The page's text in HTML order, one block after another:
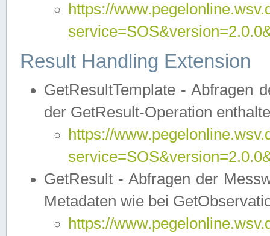
https://
Result Handling Extension
GetResultTemplate - Abfragen
der GetResult-Operation
https://
GetResult - Abfragen der
Metadaten wie bei
https://